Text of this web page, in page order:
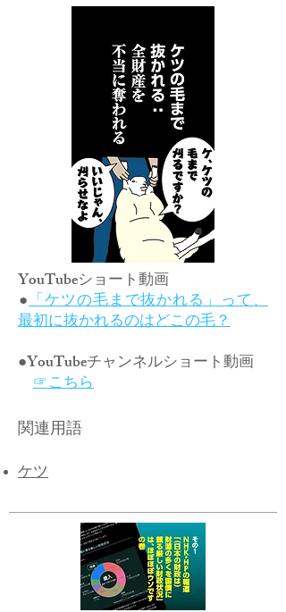
YouTubeショート動画
​●「ケツの毛まで抜かれる」って、
最初に抜かれるのはどこの毛？
●YouTubeチャンネルショート動画
☞こちら
関連用語
ケツ